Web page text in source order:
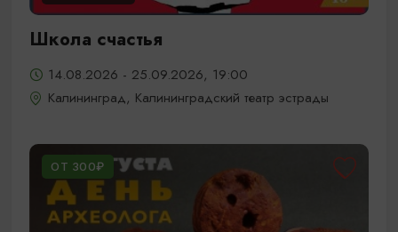
Школа счастья
14.08.2026 - 25.09.2026, 19:00
Калининград, Калининградский театр эстрады
ОТ 300₽